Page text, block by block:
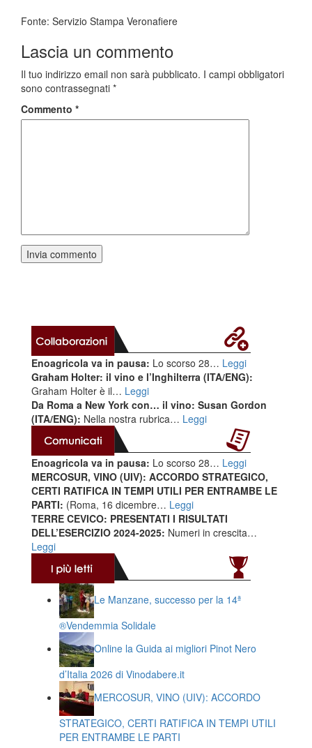
Fonte: Servizio Stampa Veronafiere
Lascia un commento
Il tuo indirizzo email non sarà pubblicato. I campi obbligatori
sono contrassegnati *
Commento *
Enoagricola va in pausa: Lo scorso 28… Leggi
Graham Holter: il vino e l’Inghilterra (ITA/ENG):
Graham Holter è il… Leggi
Da Roma a New York con… il vino: Susan Gordon
(ITA/ENG): Nella nostra rubrica… Leggi
Enoagricola va in pausa: Lo scorso 28… Leggi
MERCOSUR, VINO (UIV): ACCORDO STRATEGICO,
CERTI RATIFICA IN TEMPI UTILI PER ENTRAMBE LE
PARTI: (Roma, 16 dicembre… Leggi
TERRE CEVICO: PRESENTATI I RISULTATI
DELL’ESERCIZIO 2024-2025: Numeri in crescita…
Leggi
Le Manzane, successo per la 14ª
®️Vendemmia Solidale
Online la Guida ai migliori Pinot Nero
d’Italia 2026 di Vinodabere.it
MERCOSUR, VINO (UIV): ACCORDO
STRATEGICO, CERTI RATIFICA IN TEMPI UTILI
PER ENTRAMBE LE PARTI